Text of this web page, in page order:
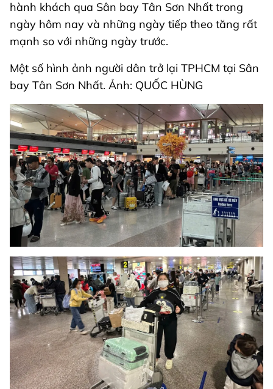
hành khách qua Sân bay Tân Sơn Nhất trong
ngày hôm nay và những ngày tiếp theo tăng rất
mạnh so với những ngày trước.
Một số hình ảnh người dân trở lại TPHCM tại Sân
bay Tân Sơn Nhất. Ảnh: QUỐC HÙNG